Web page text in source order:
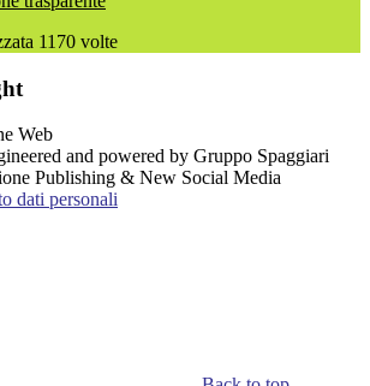
1170 volte
and powered by Gruppo Spaggiari
Publishing & New Social Media
dati personali